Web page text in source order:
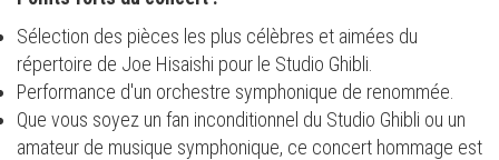
Sélection des pièces les plus célèbres et aimées du
répertoire de Joe Hisaishi pour le Studio Ghibli.
Performance d'un orchestre symphonique de renommée.
Que vous soyez un fan inconditionnel du Studio Ghibli ou un
amateur de musique symphonique, ce concert hommage est